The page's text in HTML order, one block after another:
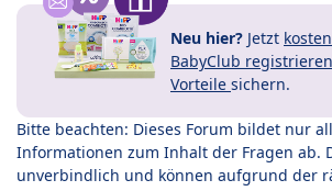
Neu hier? Jetzt
BabyClub registrieren
Vorteile sichern.
Bitte beachten: Dieses Forum bildet nur
Informationen zum Inhalt der Fragen ab.
unverbindlich und können aufgrund der